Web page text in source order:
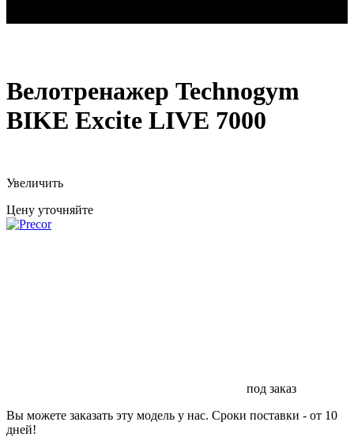
Велотренажер Technogym
BIKE Excite LIVE 7000
Увеличить
Цену уточняйте
под заказ
Вы можете заказать эту модель у нас. Сроки поставки - от 10
дней!